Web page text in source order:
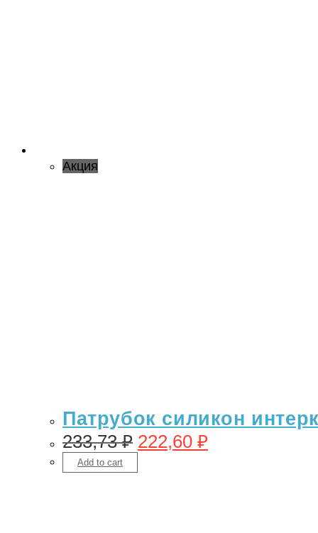
Акция
Патрубок силикон
233,73₽ 222,60 ₽
Add to cart